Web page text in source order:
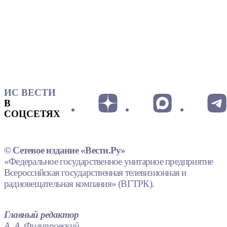
ИС ВЕСТИ
В
СОЦСЕТЯХ
© Сетевое издание «Вести.Ру»
«Федеральное государственное унитарное предприятие
Всероссийская государственная телевизионная и
радиовещательная компания» (ВГТРК).
Главный редактор